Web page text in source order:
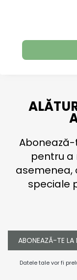
pentru a
asemenea,
speciale
ABONEAZĂ-TE LA
Datele tale vor fi